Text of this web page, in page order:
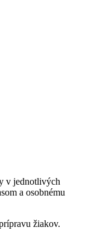
v jednotlivých
a osobnému
žiakov.